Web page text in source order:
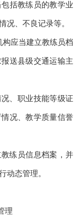
括教练员的教学业
况、不良记录等。
应当建立教练员档
送县级交通运输主
、职业技能等级证
况、教学质量信誉
练员信息档案，并
动态管理。
理